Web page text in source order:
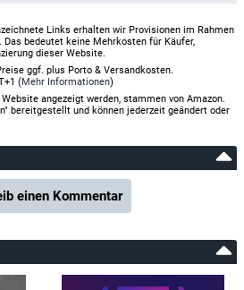
Links erhalten wir Provisionen im Rahmen
bedeutet keine Mehrkosten für Käufer,
dieser Website.
ggf. plus Porto & Versandkosten.
(Mehr Informationen)
angezeigt werden, stammen von Amazon.
bereitgestellt und können jederzeit geändert oder
einen Kommentar